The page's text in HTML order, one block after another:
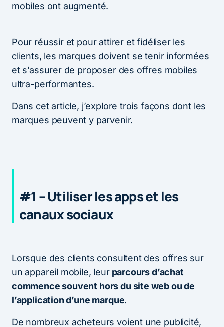
mobiles ont augmenté.
Pour réussir et pour attirer et fidéliser les
clients, les marques doivent se tenir informées
et s’assurer de proposer des offres mobiles
ultra-performantes.
Dans cet article, j’explore trois façons dont les
marques peuvent y parvenir.
#1 – Utiliser les apps et les
canaux sociaux
Lorsque des clients consultent des offres sur
un appareil mobile, leurparcours d’achat
commence souvent hors du site web ou de
l’application d’une marque.
De nombreux acheteurs voient une publicité,